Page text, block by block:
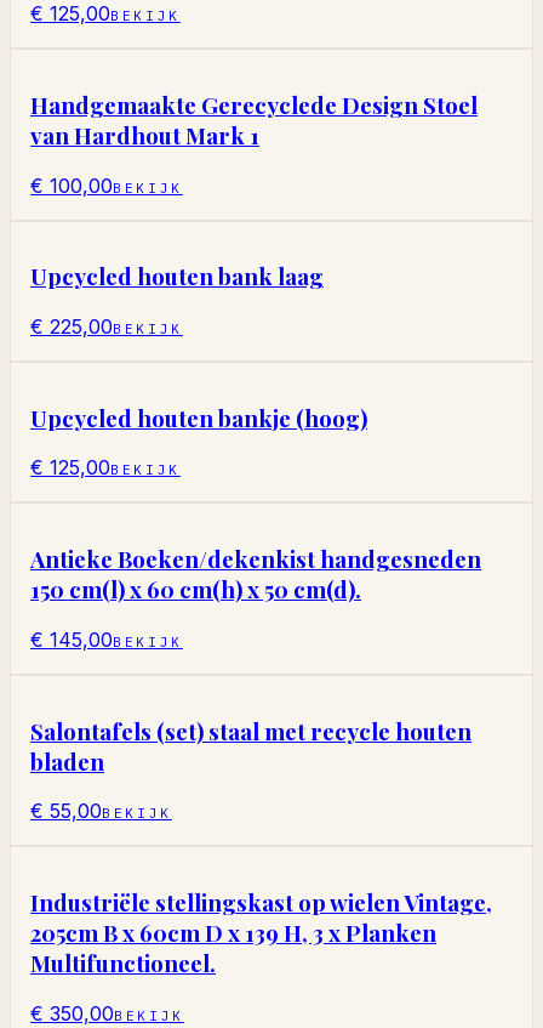
€ 125,00BEKIJK
Handgemaakte Gerecyclede Design Stoel
van Hardhout Mark 1
€ 100,00BEKIJK
Upcycled houten bank laag
€ 225,00BEKIJK
Upcycled houten bankje (hoog)
€ 125,00BEKIJK
Antieke Boeken/dekenkist handgesneden
150 cm(l) x 60 cm(h) x 50 cm(d).
€ 145,00BEKIJK
Salontafels (set) staal met recycle houten
bladen
€ 55,00BEKIJK
Industriële stellingskast op wielen Vintage,
205cm B x 60cm D x 139 H, 3 x Planken
Multifunctioneel.
€ 350,00BEKIJK